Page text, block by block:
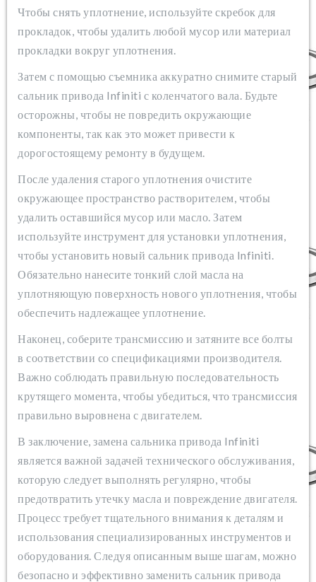
Чтобы снять уплотнение, используйте скребок для
прокладок, чтобы удалить любой мусор или материал
прокладки вокруг уплотнения.
Затем с помощью съемника аккуратно снимите старый
сальник привода Infiniti с коленчатого вала. Будьте
осторожны, чтобы не повредить окружающие
компоненты, так как это может привести к
дорогостоящему ремонту в будущем.
После удаления старого уплотнения очистите
окружающее пространство растворителем, чтобы
удалить оставшийся мусор или масло. Затем
используйте инструмент для установки уплотнения,
чтобы установить новый сальник привода Infiniti.
Обязательно нанесите тонкий слой масла на
уплотняющую поверхность нового уплотнения, чтобы
обеспечить надлежащее уплотнение.
Наконец, соберите трансмиссию и затяните все болты
в соответствии со спецификациями производителя.
Важно соблюдать правильную последовательность
крутящего момента, чтобы убедиться, что трансмиссия
правильно выровнена с двигателем.
В заключение, замена сальника привода Infiniti
является важной задачей технического обслуживания,
которую следует выполнять регулярно, чтобы
предотвратить утечку масла и повреждение двигателя.
Процесс требует тщательного внимания к деталям и
использования специализированных инструментов и
оборудования. Следуя описанным выше шагам, можно
безопасно и эффективно заменить сальник привода